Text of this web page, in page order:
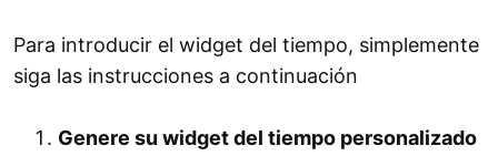
Para introducir el widget del tiempo, simplemente
siga las instrucciones a continuación
Genere su widget del tiempo personalizado